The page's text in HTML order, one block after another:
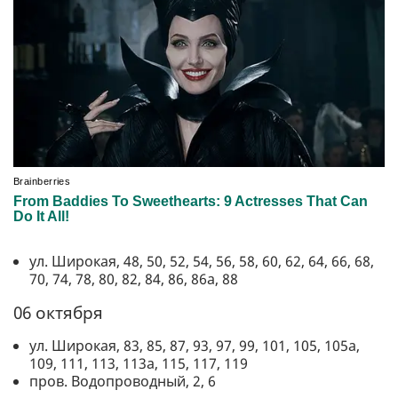
ул. Широкая, 48, 50, 52, 54, 56, 58, 60, 62, 64, 66, 68,
70, 74, 78, 80, 82, 84, 86, 86а, 88
06 октября
ул. Широкая, 83, 85, 87, 93, 97, 99, 101, 105, 105а,
109, 111, 113, 113а, 115, 117, 119
пров. Водопроводный, 2, 6